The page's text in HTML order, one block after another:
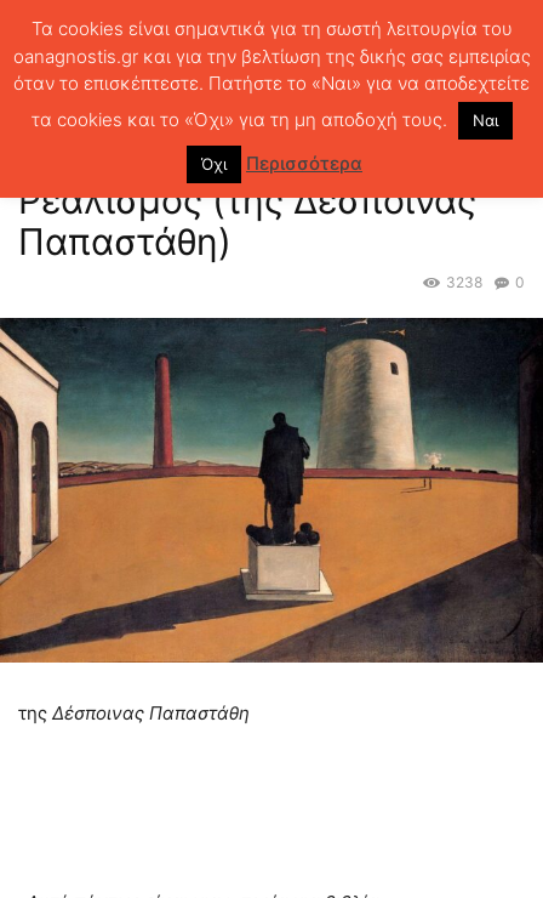
Μύθοι, Μανίες και Μαγικός Ρεαλισμός (της
Δέσποινας Παπαστάθη)
Μύθοι, Μανίες και Μαγικός
Ρεαλισμός (της Δέσποινας
Παπαστάθη)
0
3238
της Δέσποινας Παπαστάθη
Τα cookies είναι σημαντικά για τη σωστή λειτουργία του
oanagnostis.gr και για την βελτίωση της δικής σας εμπειρίας
όταν το επισκέπτεστε. Πατήστε το «Ναι» για να αποδεχτείτε
τα cookies και το «Όχι» για τη μη αποδοχή τους.
Ναι
Όχι Περισσότερα